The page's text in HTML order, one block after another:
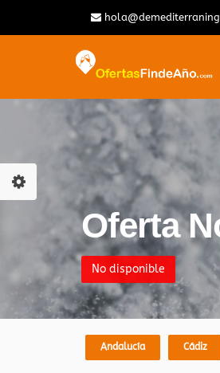
Oferta
No disponible
Andalucía Cádiz